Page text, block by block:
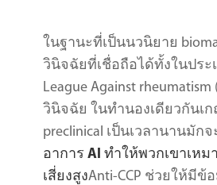
ในฐานะที่เป็นนวนิยาย
วินิจฉัยที่เชื่อถือได้ทั้งในประเ
League Against
วินิจฉัย ในทำนองเดียวกันเ
preclinical เป็นเวลานานมัก
อาการ Al ทำให้พวกเขาเห
เสี่ยงสูงAnti-CCP ช่วยให้มีข้